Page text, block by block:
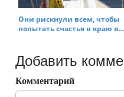
Они рискнули всем, чтобы
попытать счастья в краю в...
Добавить
Комментарий